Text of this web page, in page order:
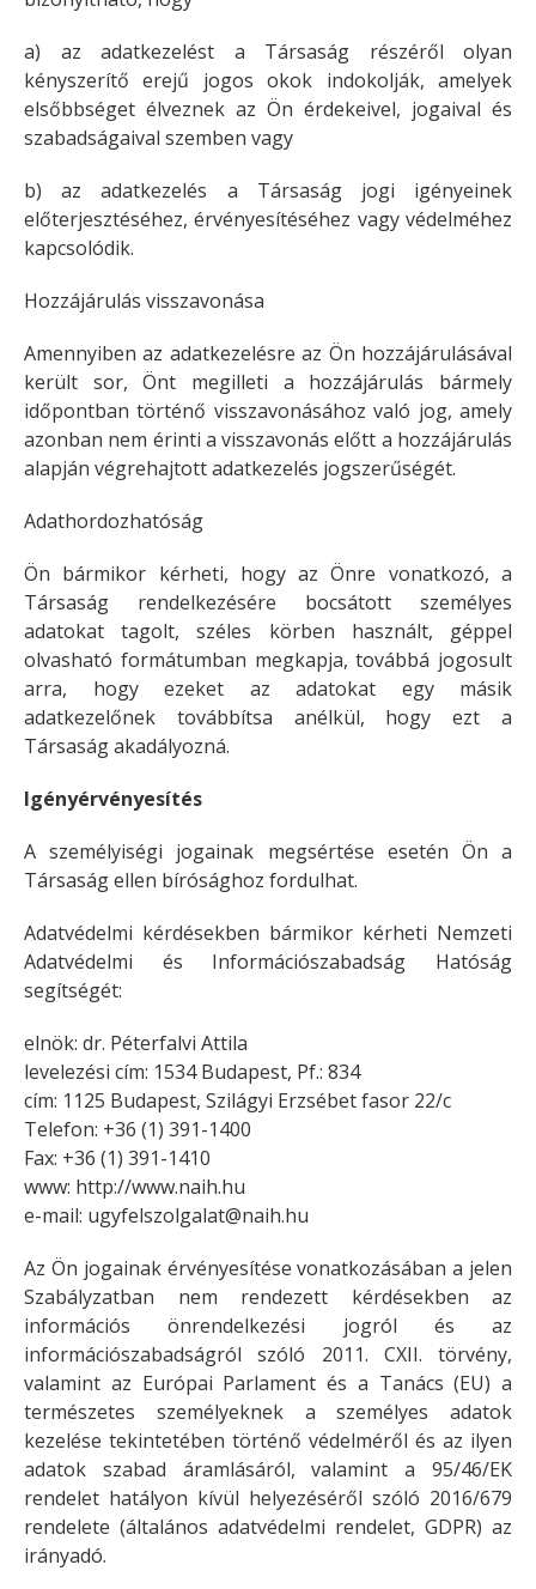
a) az adatkezelést a Társaság részéről olyan
kényszerítő erejű jogos okok indokolják, amelyek
elsőbbséget élveznek az Ön érdekeivel, jogaival és
szabadságaival szemben vagy
b) az adatkezelés a Társaság jogi igényeinek
előterjesztéséhez, érvényesítéséhez vagy védelméhez
kapcsolódik.
Hozzájárulás visszavonása
Amennyiben az adatkezelésre az Ön hozzájárulásával
került sor, Önt megilleti a hozzájárulás bármely
időpontban történő visszavonásához való jog, amely
azonban nem érinti a visszavonás előtt a hozzájárulás
alapján végrehajtott adatkezelés jogszerűségét.
Adathordozhatóság
Ön bármikor kérheti, hogy az Önre vonatkozó, a
Társaság rendelkezésére bocsátott személyes
adatokat tagolt, széles körben használt, géppel
olvasható formátumban megkapja, továbbá jogosult
arra, hogy ezeket az adatokat egy másik
adatkezelőnek továbbítsa anélkül, hogy ezt a
Társaság akadályozná.
Igényérvényesítés
A személyiségi jogainak megsértése esetén Ön a
Társaság ellen bírósághoz fordulhat.
Adatvédelmi kérdésekben bármikor kérheti Nemzeti
Adatvédelmi és Információszabadság Hatóság
segítségét:
elnök: dr. Péterfalvi Attila
levelezési cím: 1534 Budapest, Pf.: 834
cím: 1125 Budapest, Szilágyi Erzsébet fasor 22/c
Telefon: +36 (1) 391-1400
Fax: +36 (1) 391-1410
www: http://www.naih.hu
e-mail: ugyfelszolgalat@naih.hu
Az Ön jogainak érvényesítése vonatkozásában a jelen
Szabályzatban nem rendezett kérdésekben az
információs önrendelkezési jogról és az
információszabadságról szóló 2011. CXII. törvény,
valamint az Európai Parlament és a Tanács (EU) a
természetes személyeknek a személyes adatok
kezelése tekintetében történő védelméről és az ilyen
adatok szabad áramlásáról, valamint a 95/46/EK
rendelet hatályon kívül helyezéséről szóló 2016/679
rendelete (általános adatvédelmi rendelet, GDPR) az
irányadó.